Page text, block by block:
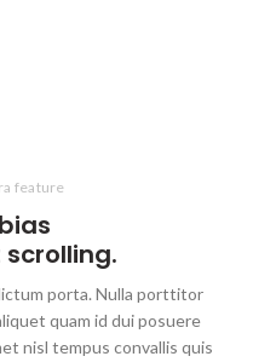
feature
bias
porta. Nulla porttitor
quam id dui posuere
nisl tempus convallis quis